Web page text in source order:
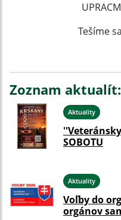
Tešíme
Zoznam aktualít:
Aktuality
SOBOTU
Aktuality
Voľby do
orgánov